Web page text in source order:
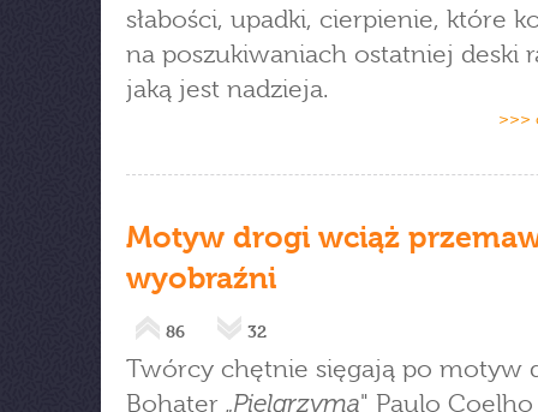
słabości, upadki, cierpienie, które
na poszukiwaniach ostatniej deski
jaką jest nadzieja.
>>>
Motyw drogi wciąż
wyobraźni
86 32
Twórcy chętnie sięgają po motyw
Bohater „Pielgrzyma" Paulo Coelho